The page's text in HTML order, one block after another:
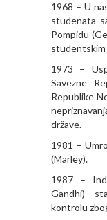
1968 – U
studenata
Pompidu
studentskim
1973 –
Savezne
Republike
države.
1981 –
(Marley).
1987 –
Gandhi)
kontrolu